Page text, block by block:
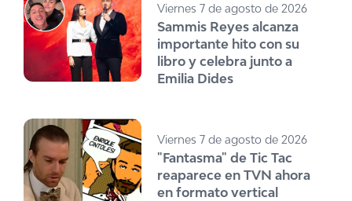
Viernes 7 de agosto de 2026
Sammis Reyes alcanza
importante hito con su
libro y celebra junto a
Emilia Dides
Viernes 7 de agosto de 2026
"Fantasma" de Tic Tac
reaparece en TVN ahora
en formato vertical